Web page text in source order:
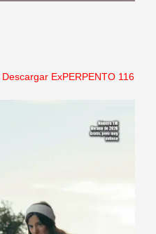
Descargar ExPERPENTO 116